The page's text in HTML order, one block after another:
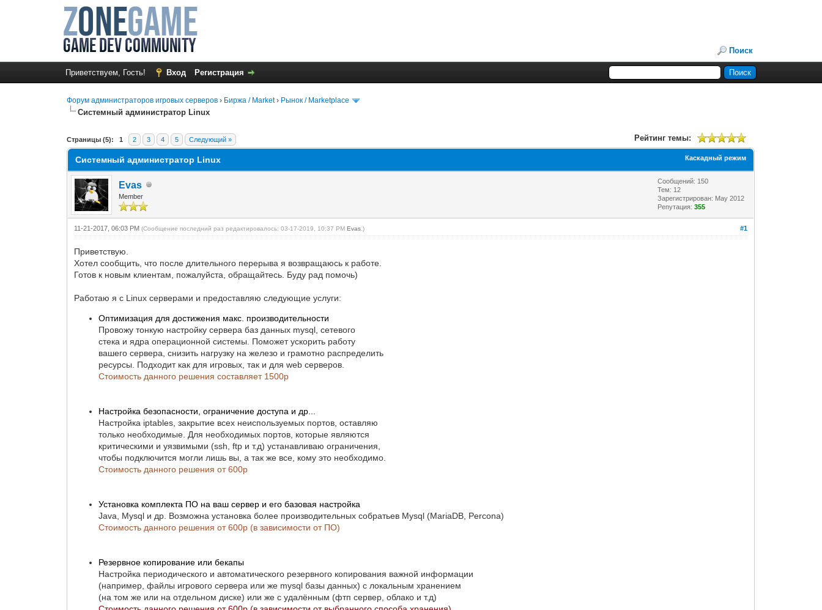
Поиск
Приветствуем, Гость! Вход Регистрация
Форум администраторов игровых серверов › Биржа / Market› Рынок / Marketplace
Системный администратор Linux
Страницы (5): 1 2 3 4 5 Следующий » Рейтинг темы:
1 Голос(ов) - 5 в среднем
1
2
3
4
5
Каскадный режим
Системный администратор Linux
Evas
Member
Сообщений: 150
Тем: 12
Зарегистрирован: May 2012
Репутация:355
#1
11-21-2017, 06:03 PM(Сообщение последний раз редактировалось: 03-17-2019, 10:37 PMEvas .)
Приветствую.
Хотел сообщить, что после длительного перерыва я возвращаюсь к работе.
Готов к новым клиентам, пожалуйста, обращайтесь. Буду рад помочь)
Работаю я с Linux серверами и предоставляю следующие услуги:
Оптимизация для достижения макс. производительности
Провожу тонкую настройку сервера баз данных mysql, сетевого
стека и ядра операционной системы. Поможет ускорить работу
вашего сервера, снизить нагрузку на железо и грамотно распределить
ресурсы. Подходит как для игровых, так и для web серверов.
Стоимость данного решения составляет 1500р
Настройка безопасности, ограничение доступа и др...
Настройка iptables, закрытие всех неиспользуемых портов, оставляю
только необходимые. Для необходимых портов, которые являются
критическими и уязвимыми (ssh, ftp и т.д) устанавливаю ограничения,
чтобы подключится могли лишь вы, а так же все, кому это необходимо.
Стоимость данного решения от 600р
Установка комплекта ПО на ваш сервер и его базовая настройка
Java, Mysql и др. Возможна установка более производительных собратьев Mysql (MariaDB, Percona)
Стоимость данного решения от 600р (в зависимости от ПО)
Резервное копирование или бекапы
Настройка периодического и автоматического резервного копирования важной информации
(например, файлы игрового сервера или же mysql базы данных) с локальным хранением
(на том же или на отдельном диске) или же с удалённым (фтп сервер, облако и т.д)